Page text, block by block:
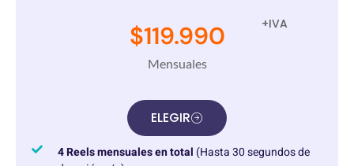
+IVA
$119.990
Mensuales
ELEGIR
4 Reels mensuales en total (Hasta 30 segundos de